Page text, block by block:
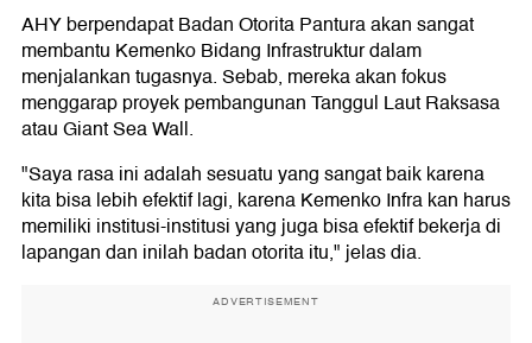
AHY berpendapat Badan Otorita Pantura akan sangat
membantu Kemenko Bidang Infrastruktur dalam
menjalankan tugasnya. Sebab, mereka akan fokus
menggarap proyek pembangunan Tanggul Laut Raksasa
atau Giant Sea Wall.
"Saya rasa ini adalah sesuatu yang sangat baik karena
kita bisa lebih efektif lagi, karena Kemenko Infra kan harus
memiliki institusi-institusi yang juga bisa efektif bekerja di
lapangan dan inilah badan otorita itu," jelas dia.
ADVERTISEMENT